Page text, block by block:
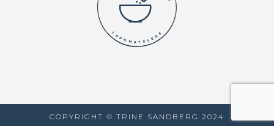
COPYRIGHT © TRINE SANDBERG 2024